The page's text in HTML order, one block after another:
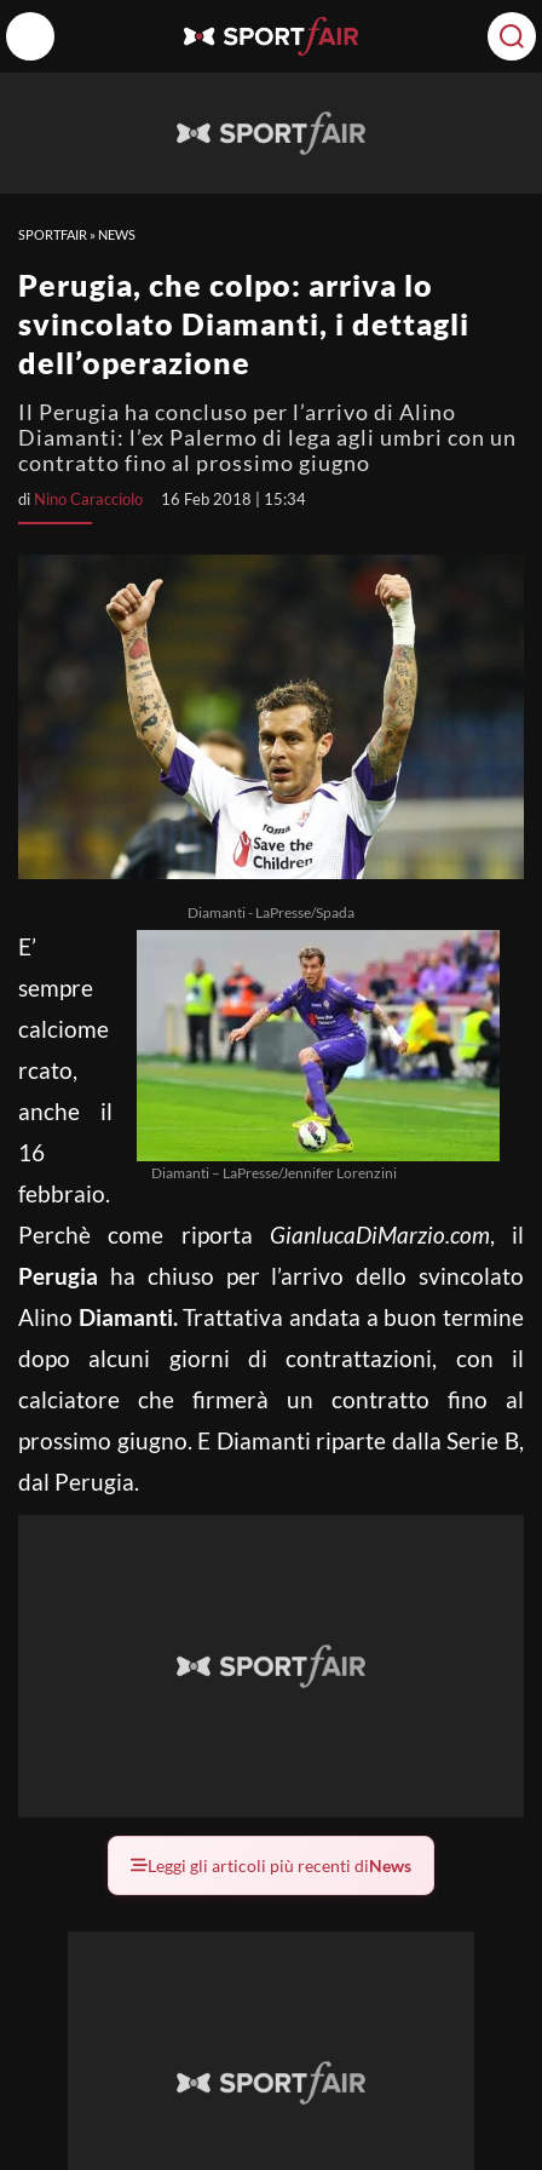
SPORTFAIR » NEWS
Perugia, che colpo: arriva lo
svincolato Diamanti, i dettagli
dell’operazione
Il Perugia ha concluso per l’arrivo di Alino
Diamanti: l’ex Palermo di lega agli umbri con un
contratto fino al prossimo giugno
di Nino Caracciolo 16 Feb 2018 | 15:34
Diamanti - LaPresse/Spada
Diamanti – LaPresse/Jennifer Lorenzini
E’
sempre
calciome
rcato,
anche il
16
febbraio.
Perchè come riporta GianlucaDiMarzio.com, il
Perugia ha chiuso per l’arrivo dello svincolato
Alino Diamanti.Trattativa andata a buon termine
dopo alcuni giorni di contrattazioni, con il
calciatore che firmerà un contratto fino al
prossimo giugno. E Diamanti riparte dalla Serie B,
dal Perugia.
Leggi gli articoli più recenti diNews